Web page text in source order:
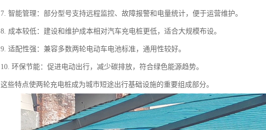
7. 智能管理：部分型号支持远程监控、故障报警和电量统计，便于运营维护。
8. 成本较低：建设和维护成本相对汽车充电桩更低，适合大规模布设。
9. 适配性强：兼容多数两轮电动车电池标准，通用性较好。
10. 环保节能：促进电动出行，减少碳排放，符合绿色能源趋势。
这些特点使两轮充电桩成为城市短途出行基础设施的重要组成部分。